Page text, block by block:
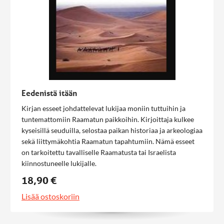
myös älykkään suunnittelun näkökulmasta. Vasta silloin
tiede olisi naturalistisista ennakkokäsityksistä vapaata ja
todisteet saisivat puhua puolestaan.
Eedenistä itään
Kirjan esseet johdattelevat lukijaa moniin tuttuihin ja
tuntemattomiin Raamatun paikkoihin. Kirjoittaja kulkee
kyseisillä seuduilla, selostaa paikan historiaa ja arkeologiaa
sekä liittymäkohtia Raamatun tapahtumiin. Nämä esseet
on tarkoitettu tavalliselle Raamatusta tai Israelista
kiinnostuneelle lukijalle.
18,90 €
Lisää ostoskoriin